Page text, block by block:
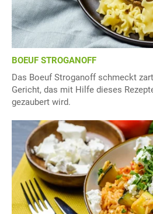
BOEUF STROGANOFF
Das Boeuf Stroganoff schmeckt
Gericht, das mit Hilfe dieses
gezaubert wird.